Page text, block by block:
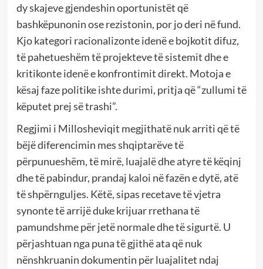
dy skajeve gjendeshin oportunistët që
bashkëpunonin ose rezistonin, por jo deri në fund.
Kjo kategori racionalizonte idenë e bojkotit difuz,
të pahetueshëm të projekteve të sistemit dhe e
kritikonte idenë e konfrontimit direkt. Motoja e
kësaj faze politike ishte durimi, pritja që “zullumi të
këputet prej së trashi”.
Regjimi i Millosheviqit megjithatë nuk arriti që të
bëjë diferencimin mes shqiptarëve të
përpunueshëm, të mirë, luajalë dhe atyre të këqinj
dhe të pabindur, prandaj kaloi në fazën e dytë, atë
të shpërnguljes. Këtë, sipas recetave të vjetra
synonte të arrijë duke krijuar rrethana të
pamundshme për jetë normale dhe të sigurtë. U
përjashtuan nga puna të gjithë ata që nuk
nënshkruanin dokumentin për luajalitet ndaj